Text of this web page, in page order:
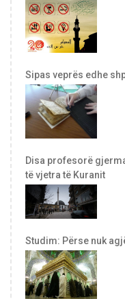
Sipas veprës edhe
Disa profesorë
të vjetra të Kuranit
Studim: Përse nuk